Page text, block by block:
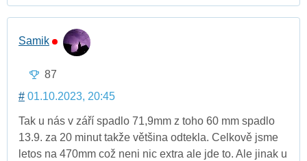
Samik
87
# 01.10.2023, 20:45
Tak u nás v září spadlo 71,9mm z toho 60 mm spadlo
13.9. za 20 minut takže většina odtekla. Celkově jsme
letos na 470mm což neni nic extra ale jde to. Ale jinak u